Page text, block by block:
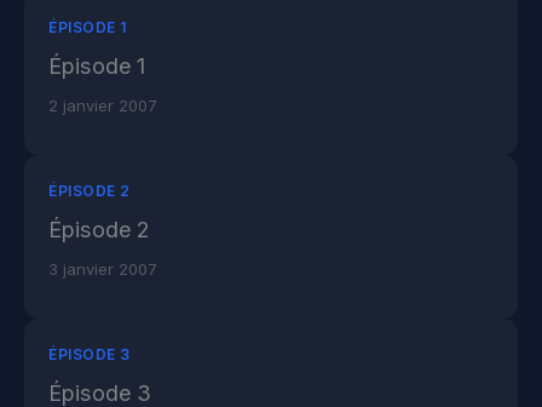
ÉPISODE 1
Épisode 1
2 janvier 2007
ÉPISODE 2
Épisode 2
3 janvier 2007
ÉPISODE 3
Épisode 3